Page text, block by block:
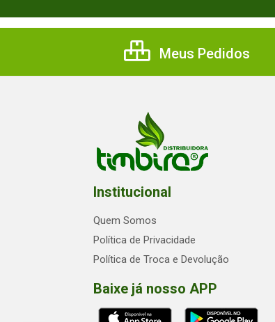
Meus Pedidos
Institucional
Quem Somos
Política de Privacidade
Política de Troca e Devolução
Baixe já nosso APP